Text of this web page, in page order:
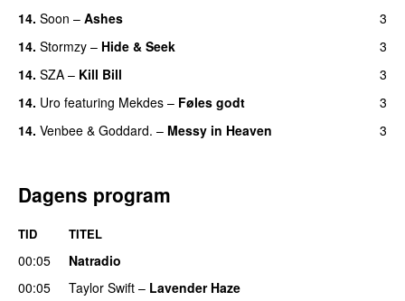
14. Soon – Ashes
3
14. Stormzy – Hide & Seek
3
14. SZA – Kill Bill
3
14. Uro featuring Mekdes – Føles godt
3
14. Venbee & Goddard. – Messy in Heaven 3
Dagens program
TID TITEL
00:05
Natradio
00:05
Taylor Swift – Lavender Haze